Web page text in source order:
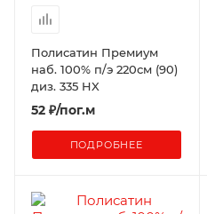
Полисатин Премиум
наб. 100% п/э 220см (90)
диз. 335 HX
52 ₽/пог.м
ПОДРОБНЕЕ